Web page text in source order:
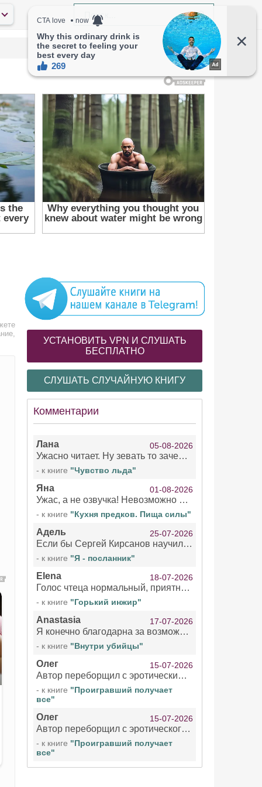
УСТАНОВИТЬ VPN И СЛУШАТЬ
БЕСПЛАТНО
СЛУШАТЬ СЛУЧАЙНУЮ КНИГУ
Комментарии
Лана 05-08-2026
Ужасно читает. Ну зевать то зачем. Уже не говорю, что ударения ставит, как хочет.
- к книге "Чувство льда"
Яна 01-08-2026
Ужас, а не озвучка! Невозможно вникать в смысл текста из за кривляний чтеца
- к книге "Кухня предков. Пища силы"
Адель 25-07-2026
Если бы Сергей Кирсанов научился не сглатывать каждые 1-2 минуты слюну, так что слышно в микрофоне и, что вызывает отвращение, то мелжно было бы слушать.
- к книге "Я - посланник"
Elena 18-07-2026
Голос чтеца нормальный, приятный тембр. Мне очень понравилось озвучивание рассказа. Очень странный отзыв Надежды. Может у неё что-то с нервами?
- к книге "Горький инжир"
Anastasia 17-07-2026
Я конечно благодарна за возможность бесплатно слушать книги даже новинки , но чтение этой книги просто ужасно
- к книге "Внутри убийцы"
Олег 15-07-2026
Автор переборщил с эротическими сценами. Похоже, с этим у него проблемы.
- к книге "Проигравший получает
все"
Олег 15-07-2026
Автор переборщил с эротического сценами. Похоже, с этим у него проблемы.
- к книге "Проигравший получает
все"